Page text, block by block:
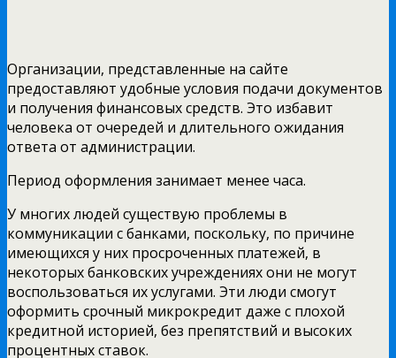
Организации, представленные на сайте
предоставляют удобные условия подачи документов
и получения финансовых средств. Это избавит
человека от очередей и длительного ожидания
ответа от администрации.
Период оформления занимает менее часа.
У многих людей существую проблемы в
коммуникации с банками, поскольку, по причине
имеющихся у них просроченных платежей, в
некоторых банковских учреждениях они не могут
воспользоваться их услугами. Эти люди смогут
оформить срочный микрокредит даже с плохой
кредитной историей, без препятствий и высоких
процентных ставок.